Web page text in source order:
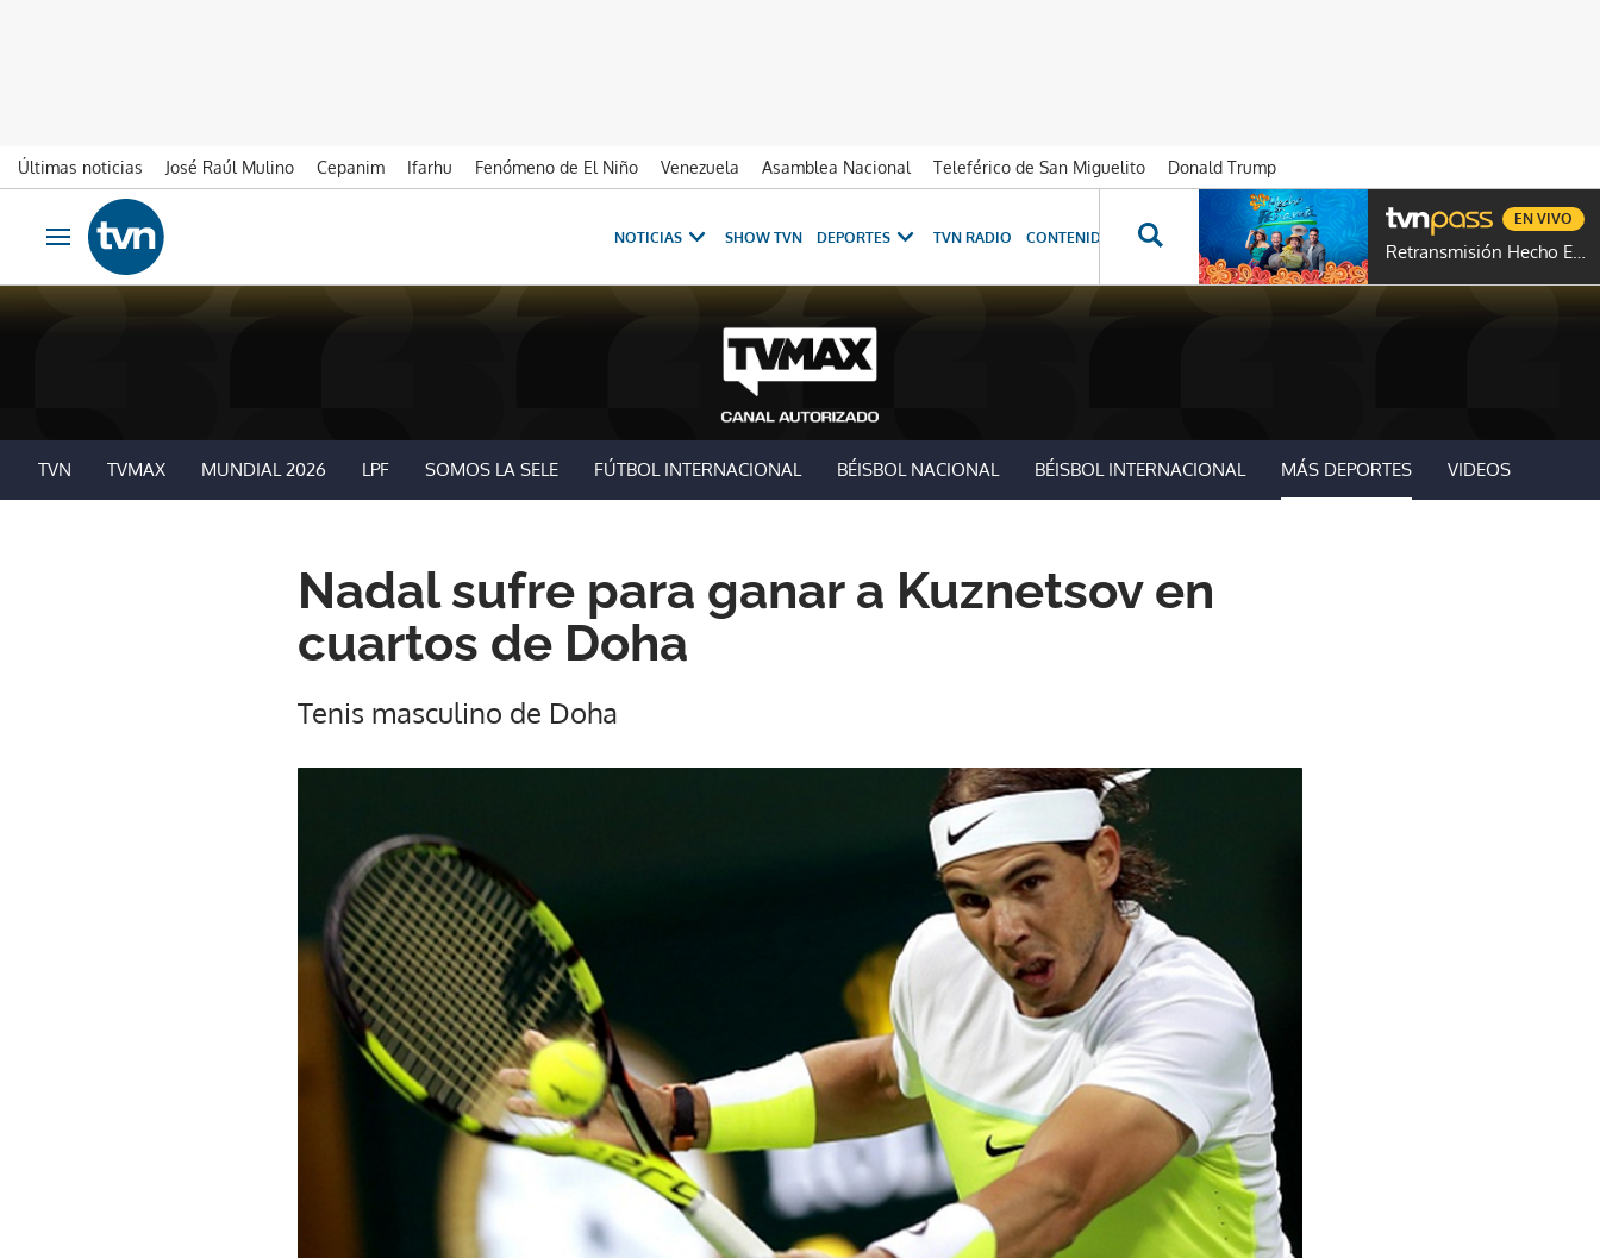
Últimas noticias José Raúl Mulino Cepanim Ifarhu Fenómeno de El Niño Venezuela Asamblea Nacional Teleférico de San Miguelito
Donald Trump
Ir al contenido
Obrir navegació
NOTICIAS SHOW TVN DEPORTES TVN RADIO CONTENIDOS ESPECIALES NOVELAS PROGRAMAS GENTE TVN
Retransmisión Hecho En Panamá
EN VIVO
TVN TVMAX MUNDIAL 2026 LPF SOMOS LA SELE FÚTBOL INTERNACIONAL BÉISBOL NACIONAL BÉISBOL INTERNACIONAL MÁS DEPORTES VIDEOS
Nadal sufre para ganar a Kuznetsov en
cuartos de Doha
Tenis masculino de Doha